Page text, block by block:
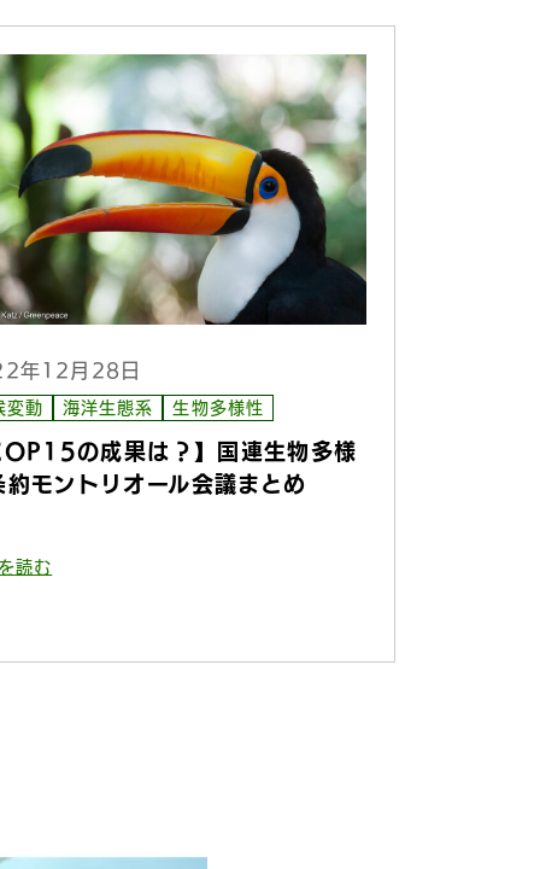
年12月28日
変動 海洋生態系 生物多様性
の成果は？】国連生物多様
約モントリオール会議まとめ
読む